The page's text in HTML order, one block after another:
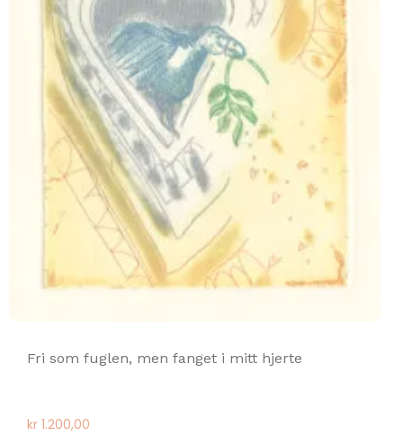
Fri som fuglen, men fanget i mitt hjerte
kr 1.200,00